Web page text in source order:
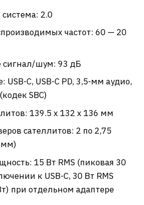
система: 2.0
частот: 60 — 20
сигнал/шум: 93 дБ
С, USB-C PD, 3,5-мм аудио,
SBC)
139.5 x 132 x 136 мм
сателлитов: 2 по 2,75
15 Вт RMS (пиковая 30
к USB-C, 30 Вт RMS
при отдельном адаптере